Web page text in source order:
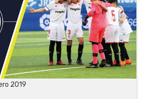
2019